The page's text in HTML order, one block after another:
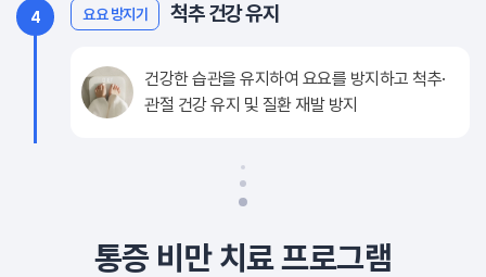
4 요요 방지기 척추 건강 유지
건강한 습관을 유지하여 요요를 방지하고 척추·
관절 건강 유지 및 질환 재발 방지
통증 비만 치료 프로그램